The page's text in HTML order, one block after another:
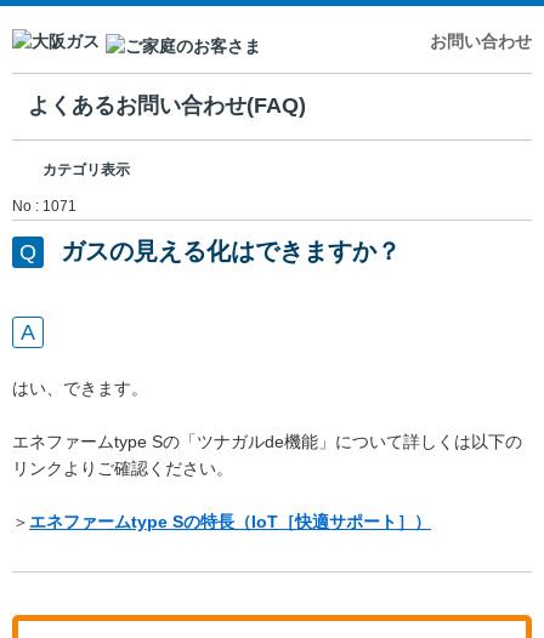
お問い合わせ
よくあるお問い合わせ(FAQ)
カテゴリ表示
No : 1071
ガスの見える化はできますか？
はい、できます。
エネファームtype Sの「ツナガルde機能」について詳しくは以下の
リンクよりご確認ください。
＞ エネファームtype Sの特長（IoT［快適サポート］）